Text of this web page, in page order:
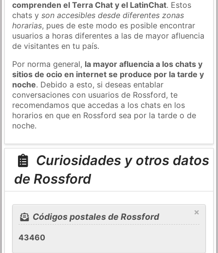
comprenden el Terra Chat y el LatinChat. Estos
chats yson accesibles desde diferentes zonas
horarias, pues de este modo es posible encontrar
usuarios a horas diferentes a las de mayor afluencia
de visitantes en tu país.
Por norma general, la mayor afluencia a los chats y
sitios de ocio en internet se produce por la tarde y
noche. Debido a esto, si deseas entablar
conversaciones con usuarios de Rossford, te
recomendamos que accedas a los chats en los
horarios en que en Rossford sea por la tarde o de
noche.
Curiosidades y otros datos
de Rossford
×
Códigos postales de Rossford
43460